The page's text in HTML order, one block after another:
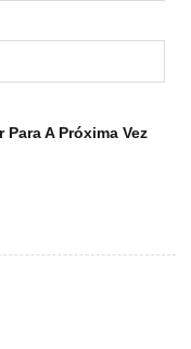
A Próxima Vez